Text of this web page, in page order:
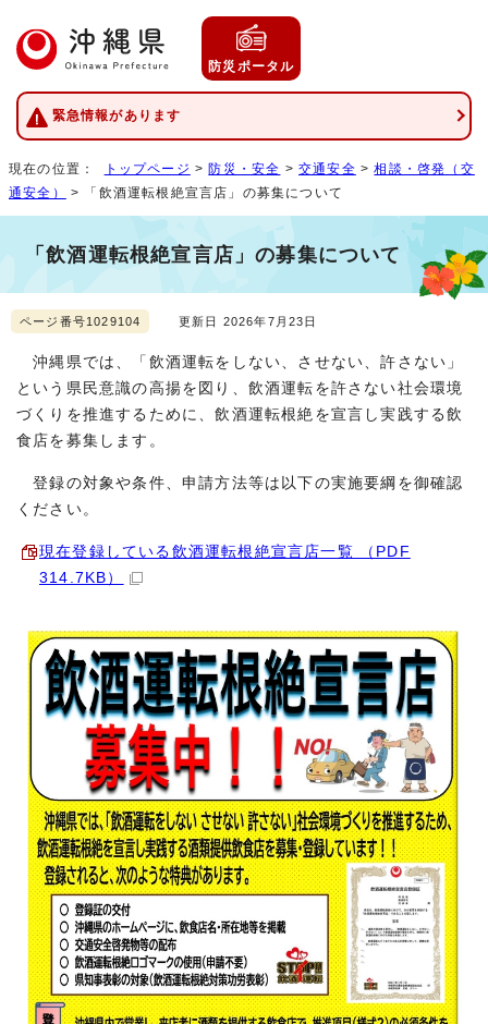
防災ポータル
緊急情報があります
現在の位置： トップページ >防災・安全 >交通安全 >相談・啓発（交
通安全）
> 「飲酒運転根絶宣言店」の募集について
「飲酒運転根絶宣言店」の募集について
ページ番号1029104 更新日 2026年7月23日
沖縄県では、「飲酒運転をしない、させない、許さない」
という県民意識の高揚を図り、飲酒運転を許さない社会環境
づくりを推進するために、飲酒運転根絶を宣言し実践する飲
食店を募集します。
登録の対象や条件、申請方法等は以下の実施要綱を御確認
ください。
現在登録している飲酒運転根絶宣言店一覧 （PDF
314.7KB）